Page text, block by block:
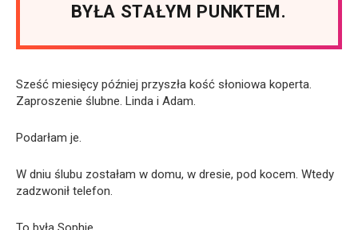
BYŁA STAŁYM PUNKTEM.
Sześć miesięcy później przyszła kość słoniowa koperta.
Zaproszenie ślubne. Linda i Adam.
Podarłam je.
W dniu ślubu zostałam w domu, w dresie, pod kocem. Wtedy
zadzwonił telefon.